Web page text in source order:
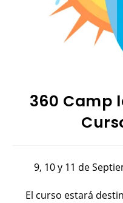
360 Camp
9, 10 y 11 de
El curso estará